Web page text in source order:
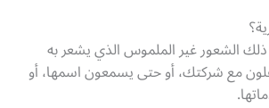
الشعور غير الملموس الذي يشعر به
مع شركتك، أو حتى يسمعون اسمها، أو